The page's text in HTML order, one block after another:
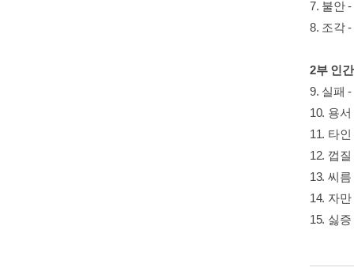
7. 불안
8. 조각
2부 인
9. 실패
10. 용
11. 타
12. 껍
13. 씨
14. 자
15. 싫